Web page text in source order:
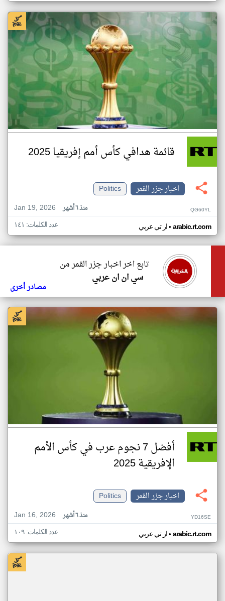
قائمة هدافي كأس أمم إفريقيا 2025
اخبار جزر القمر
Politics
Jan 19, 2026
منذ ٦ أشهر QG60YL
ار تي عربي• arabic.rt.com عدد الكلمات: ١٤١
تابع اخر اخبار جزر القمر من
سي ان ان عربي
مصادر أخرى
أفضل 7 نجوم عرب في كأس الأمم
الإفريقية 2025
اخبار جزر القمر
Politics
Jan 16, 2026
منذ ٦ أشهر YD16SE
ار تي عربي• arabic.rt.com عدد الكلمات: ١٠٩